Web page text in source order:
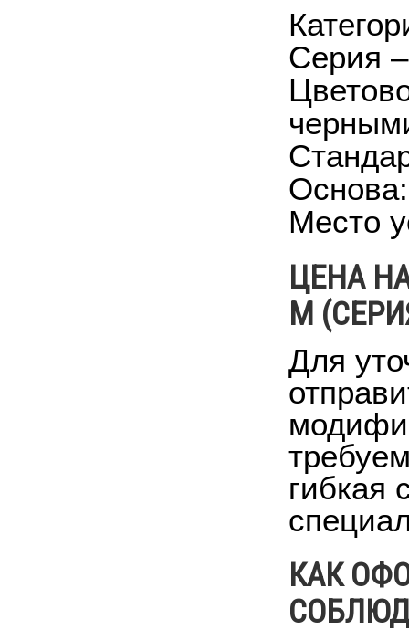
Серия
Место
ЦЕНА
М
Для
гибкая
КАК